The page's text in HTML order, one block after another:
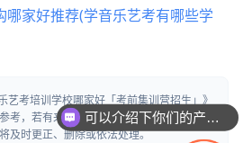
哪家好推荐(学音乐艺考有哪些学
艺考培训学校哪家好「考前集训营招生」》
考，若有来源标注错误或侵犯了您的合法
及时更正、删除或依法处理。
可以介绍下你们的产品么
你们是怎么收费的呢